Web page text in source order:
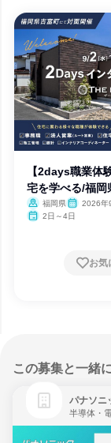
【2days職業体
宅を学べる/福岡
福岡県
2026年
2日～4日
お気
この募集と一緒
パナソニ
半導体・